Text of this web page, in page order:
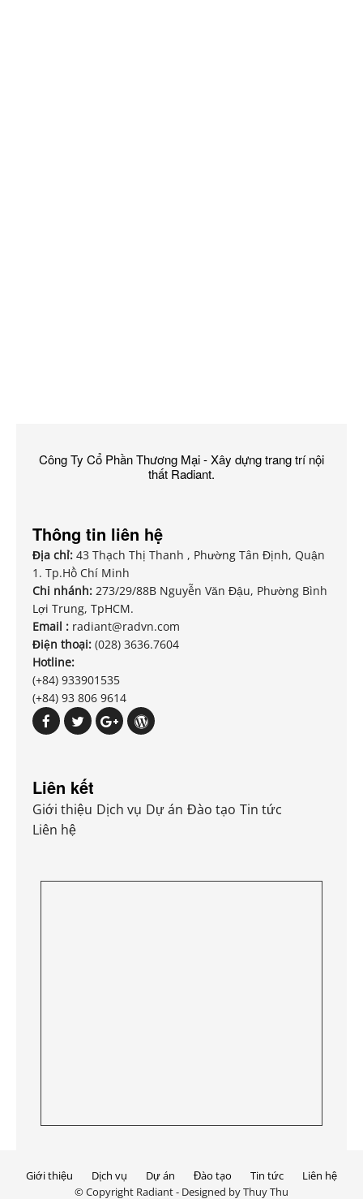
Công Ty Cổ Phần Thương Mại - Xây dựng trang trí nội
thất Radiant.
Thông tin liên hệ
Địa chỉ: 43 Thạch Thị Thanh , Phường Tân Định, Quận
1. Tp.Hồ Chí Minh
Chi nhánh: 273/29/88B Nguyễn Văn Đậu, Phường Bình
Lợi Trung, TpHCM.
Email : radiant@radvn.com
Điện thoại: (028) 3636.7604
Hotline:
(+84) 933901535
(+84) 93 806 9614
Liên kết
Giới thiệu Dịch vụ Dự án Đào tạo Tin tức
Liên hệ
Giới thiệu Dịch vụ Dự án Đào tạo Tin tức
Liên hệ
© Copyright Radiant - Designed by Thuy Thu